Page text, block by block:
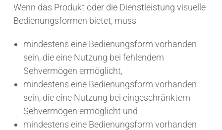
Wenn das Produkt oder die Dienstleistung visuelle
Bedienungsformen bietet, muss
mindestens eine Bedienungsform vorhanden
sein, die eine Nutzung bei fehlendem
Sehvermögen ermöglicht,
mindestens eine Bedienungsform vorhanden
sein, die eine Nutzung bei eingeschränktem
Sehvermögen ermöglicht und
mindestens eine Bedienungsform vorhanden